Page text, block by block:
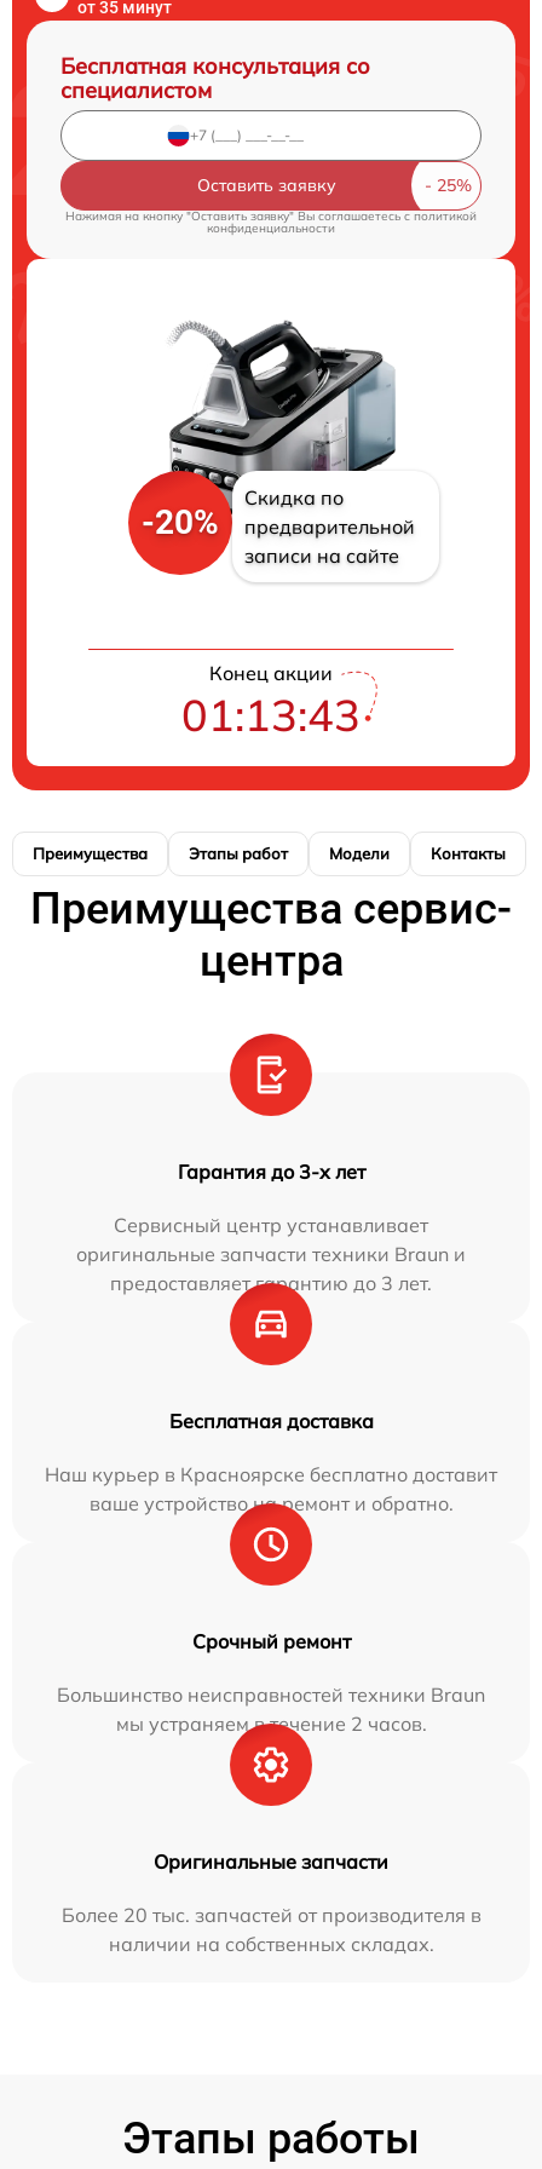
от 35 минут
Бесплатная консультация со
специалистом
Оставить заявку
Нажимая на кнопку "Оставить заявку" Вы соглашаетесь cполитикой
конфиденциальности
-20%
Скидка по
предварительной
записи на сайте
Конец акции
01:13:42
Преимущества Этапы работ Модели Контакты
Преимущества сервис-
центра
Гарантия до 3-х лет
Сервисный центр устанавливает
оригинальные запчасти техники Braun и
предоставляет гарантию до 3 лет.
Бесплатная доставка
Наш курьер в Красноярске бесплатно доставит
ваше устройство на ремонт и обратно.
Срочный ремонт
Большинство неисправностей техники Braun
мы устраняем в течение 2 часов.
Оригинальные запчасти
Более 20 тыс. запчастей от производителя в
наличии на собственных складах.
Этапы работы